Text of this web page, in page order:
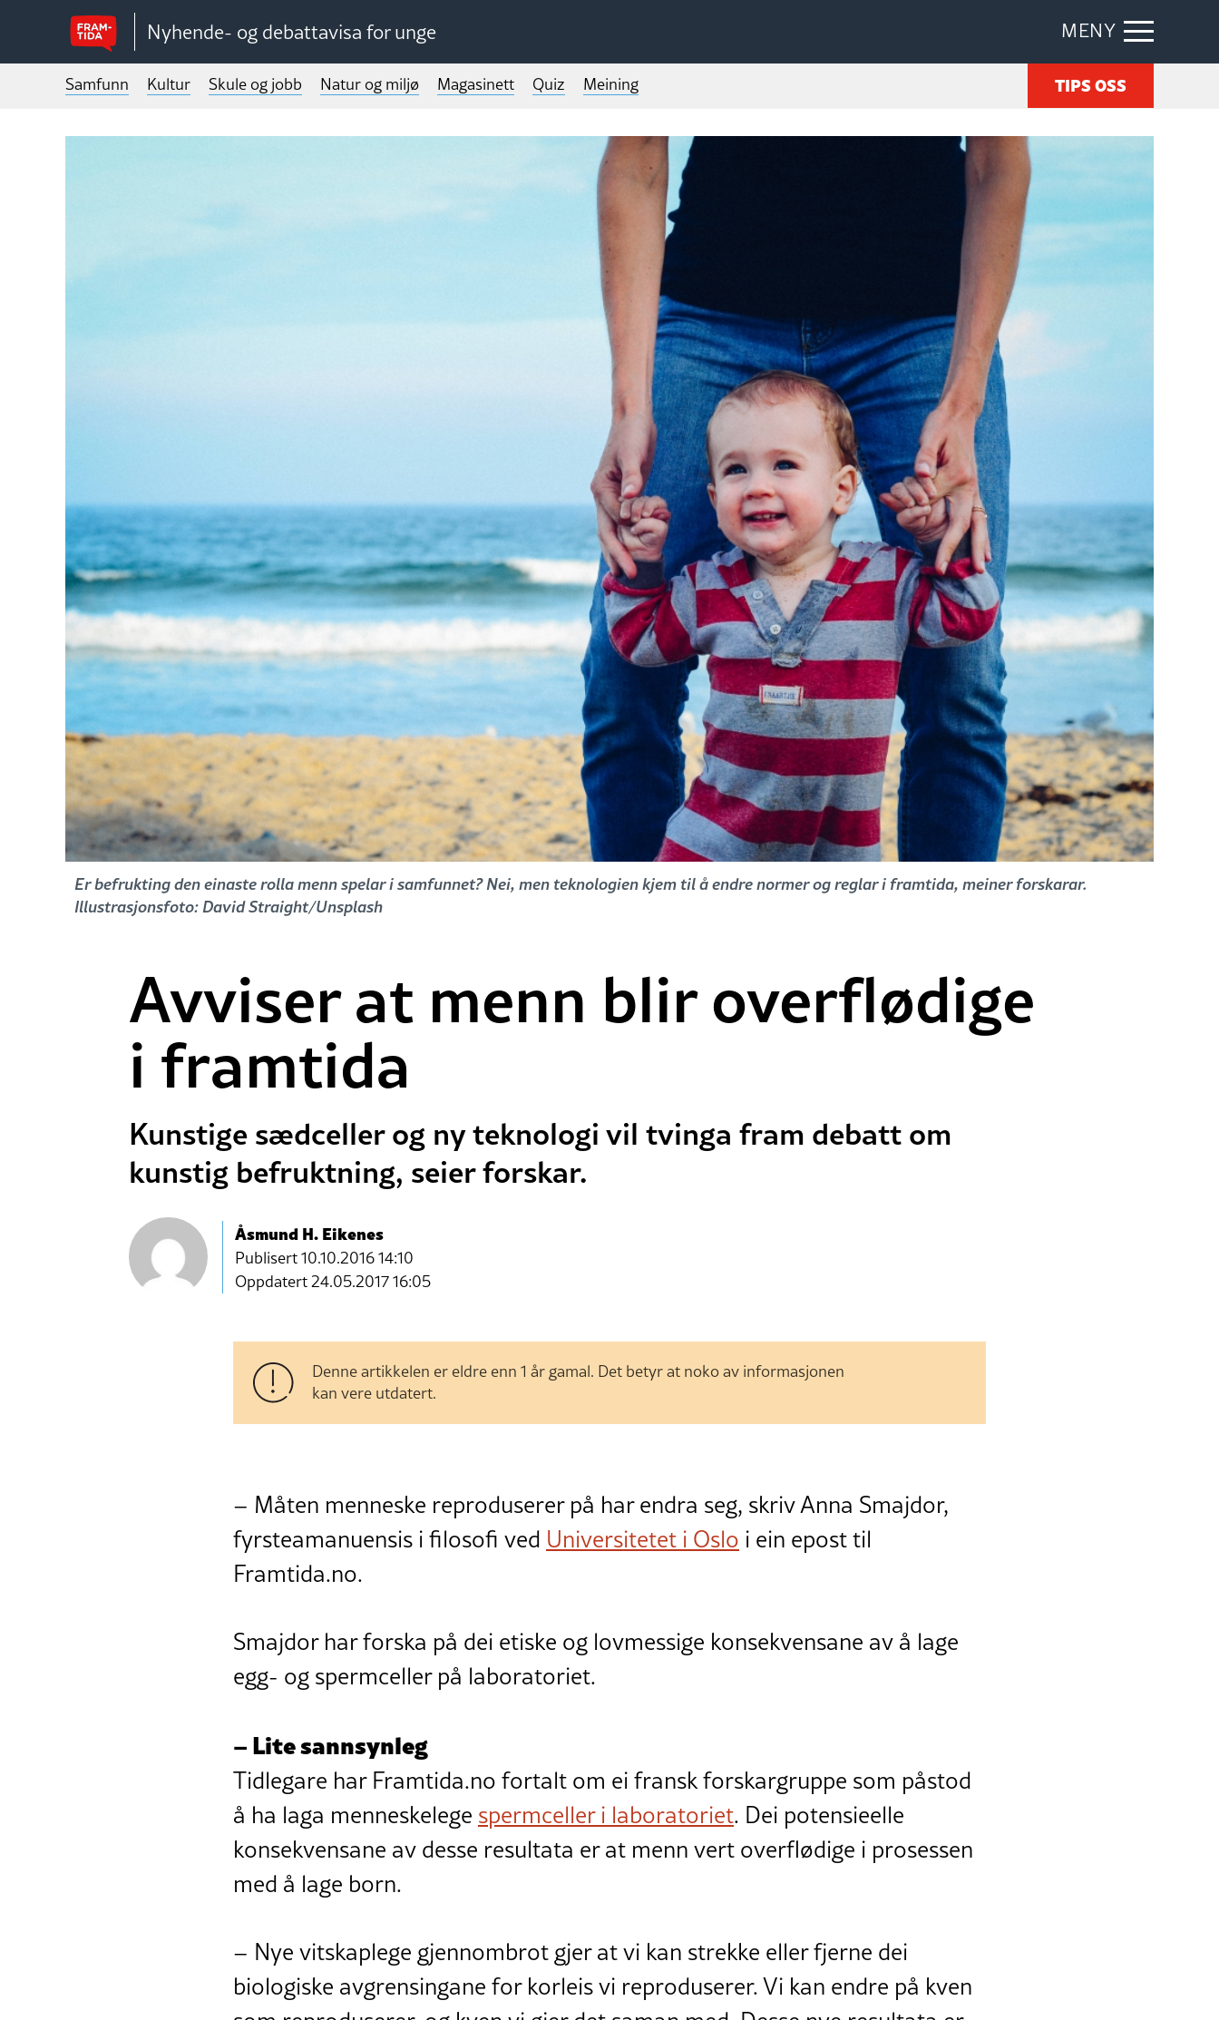
Nyhende- og debattavisa for unge MENY
Samfunn Kultur Skule og jobb Natur og miljø Magasinett Quiz Meining TIPS OSS
Er befrukting den einaste rolla menn spelar i samfunnet? Nei, men teknologien kjem til å endre normer og reglar i framtida, meiner forskarar.
Illustrasjonsfoto: David Straight/Unsplash
Avviser at menn blir overflødige
i framtida
Kunstige sædceller og ny teknologi vil tvinga fram debatt om
kunstig befruktning, seier forskar.
Åsmund H. Eikenes
Publisert10.10.2016 14:10
Oppdatert 24.05.2017 16:05
Denne artikkelen er eldre enn 1 år gamal. Det betyr at noko av informasjonen
kan vere utdatert.
– Måten menneske reproduserer på har endra seg, skriv Anna Smajdor,
fyrsteamanuensis i filosofi ved Universitetet i Oslo i ein epost til
Framtida.no.
Smajdor har forska på dei etiske og lovmessige konsekvensane av å lage
egg- og spermceller på laboratoriet.
– Lite sannsynleg
Tidlegare har Framtida.no fortalt om ei fransk forskargruppe som påstod
å ha laga menneskelege spermceller i laboratoriet. Dei potensieelle
konsekvensane av desse resultata er at menn vert overflødige i prosessen
med å lage born.
– Nye vitskaplege gjennombrot gjer at vi kan strekke eller fjerne dei
biologiske avgrensingane for korleis vi reproduserer. Vi kan endre på kven